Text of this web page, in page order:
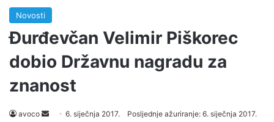
Novosti
Đurđevčan Velimir Piškorec
dobio Državnu nagradu za
znanost
avoco 6. siječnja 2017. Posljednje ažuriranje: 6. siječnja 2017.